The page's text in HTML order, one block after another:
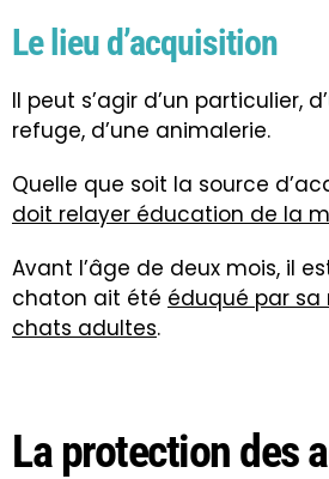
Le lieu d’acquisition
Il peut s’agir d’un particulier,
refuge, d’une animalerie.
Quelle que soit la source
doit relayer éducation de la
Avant l’âge de deux mois, il
chaton ait été éduqué par sa
chats adultes.
La protection des